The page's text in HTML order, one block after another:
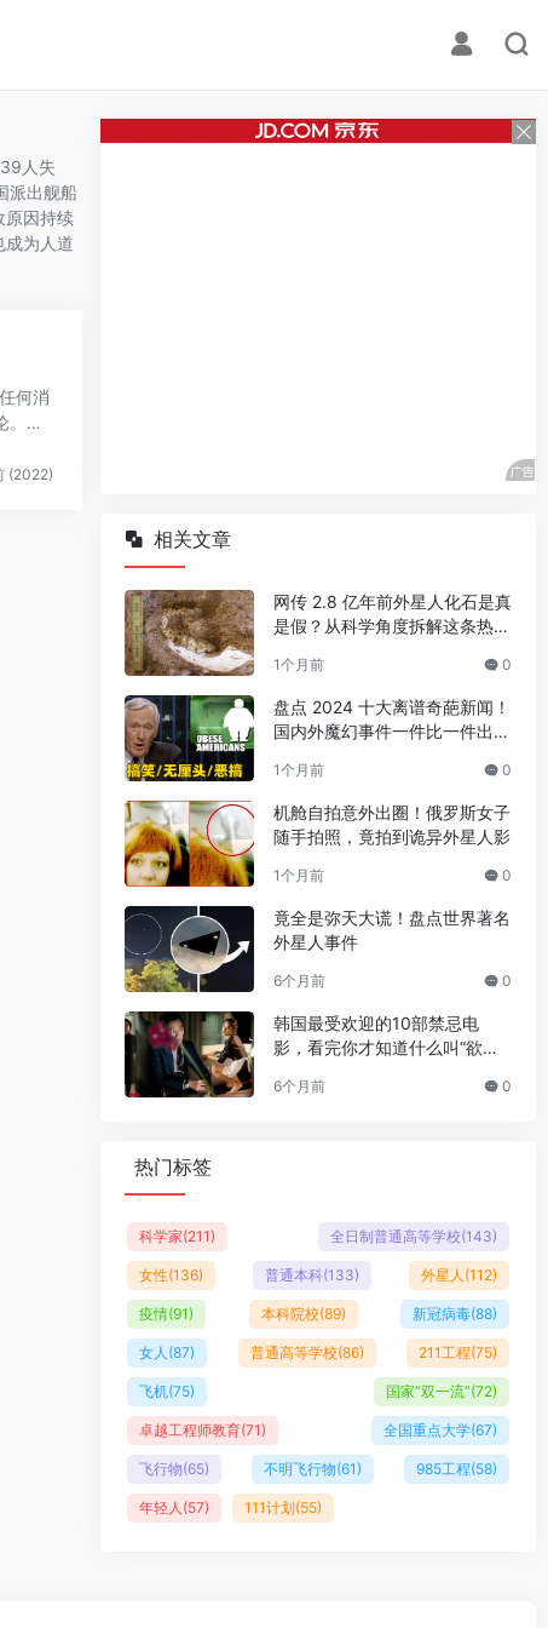
人失
派出舰船
原因持续
成为人道
何消
。最
(2022)
相关文章
网传 2.8 亿年前外星人化石是真
是假？从科学角度拆解这条热门
1个月前 0
盘点 2024 十大离谱奇葩新闻！
国内外魔幻事件一件比一件出人
1个月前 0
机舱自拍意外出圈！俄罗斯女子
随手拍照，竟拍到诡异外星人影
1个月前 0
竟全是弥天大谎！盘点世界著名
外星人事件
6个月前 0
韩国最受欢迎的10部禁忌电
影，看完你才知道什么叫“欲望
6个月前 0
热门标签
科学家(211) 全日制普通高等学校(143)
女性(136) 普通本科(133) 外星人 (112)
疫情(91) 本科院校(89) 新冠病毒(88)
女人 (87) 普通高等学校(86) 211工程(75)
飞机(75) 国家“双一流”(72)
卓越工程师教育(71) 全国重点大学(67)
飞行物(65) 不明飞行物(61) 985工程(58)
年轻人 (57) 111计划(55)